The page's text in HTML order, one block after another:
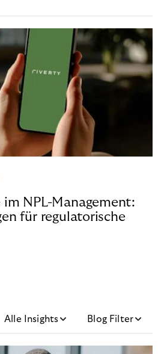
NPL-Management:
für regulatorische
Alle Insights Blog Filter